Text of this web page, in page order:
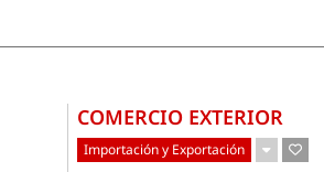
COMERCIO EXTERIOR
Importación y Exportación